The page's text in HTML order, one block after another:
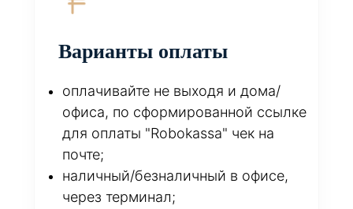
Варианты оплаты
оплачивайте не выходя и дома/
офиса, по сформированной ссылке
для оплаты "Robokassa" чек на
почте;
наличный/безналичный в офисе,
через терминал;